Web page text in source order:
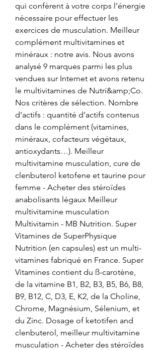
qui confèrent à votre corps l’énergie
nécessaire pour effectuer les
exercices de musculation. Meilleur
complément multivitamines et
minéraux : notre avis. Nous avons
analysé 9 marques parmi les plus
vendues sur Internet et avons retenu
le multivitamines de Nutri&amp;Co.
Nos critères de sélection. Nombre
d’actifs : quantité d’actifs contenus
dans le complément (vitamines,
minéraux, cofacteurs végétaux,
antioxydants…). Meilleur
multivitamine musculation, cure de
clenbuterol ketofene et taurine pour
femme - Acheter des stéroïdes
anabolisants légaux Meilleur
multivitamine musculation
Multivitamin - MB Nutrition. Super
Vitamines de SuperPhysique
Nutrition (en capsules) est un multi-
vitamines fabriqué en France. Super
Vitamines contient du ß-carotène,
de la vitamine B1, B2, B3, B5, B6, B8,
B9, B12, C, D3, E, K2, de la Choline,
Chrome, Magnésium, Sélenium, et
du Zinc. Dosage of ketotifen and
clenbuterol, meilleur multivitamine
musculation - Acheter des stéroïdes